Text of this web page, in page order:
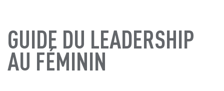
GUIDE DU LEADERSHIP
AU FÉMININ